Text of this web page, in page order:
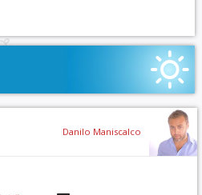
Danilo Maniscalco